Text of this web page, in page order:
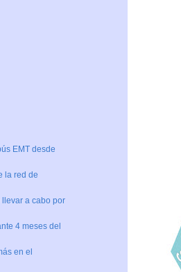
EMT desde
la red de
a cabo por
4 meses del
en el